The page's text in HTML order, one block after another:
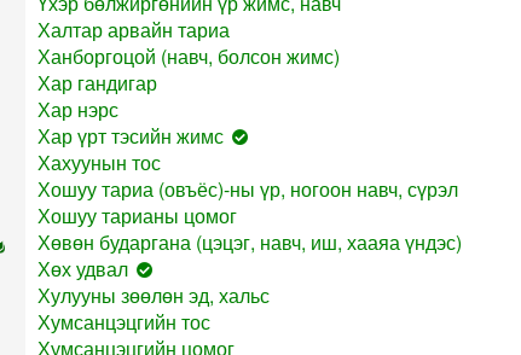
Халтар арвайн тариа
Ханборгоцой (навч, болсон жимс)
Хар гандигар
Хар нэрс
Хар үрт тэсийн жимс
Хахуунын тос
Хошуу тариа (овъёс)-ны үр, ногоон навч, сүрэл
Хошуу тарианы цомог
Хөвөн бударгана (цэцэг, навч, иш, хааяа үндэс)
Хөх удвал
Хулууны зөөлөн эд, хальс
Хумсанцэцгийн тос
Хумсанцэцгийн цомог